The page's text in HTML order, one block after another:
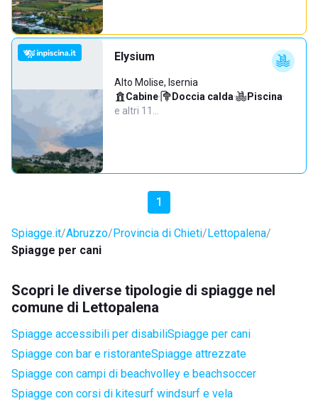
Elysium
Alto Molise, Isernia
Cabine· Doccia calda· Piscina·
e altri 11…
1
Spiagge.it Abruzzo Provincia di Chieti Lettopalena
Spiagge per cani
Scopri le diverse tipologie di spiagge nel
comune di Lettopalena
Spiagge accessibili per disabiliSpiagge per cani
Spiagge con bar e ristoranteSpiagge attrezzate
Spiagge con campi di beachvolley e beachsoccer
Spiagge con corsi di kitesurf windsurf e vela